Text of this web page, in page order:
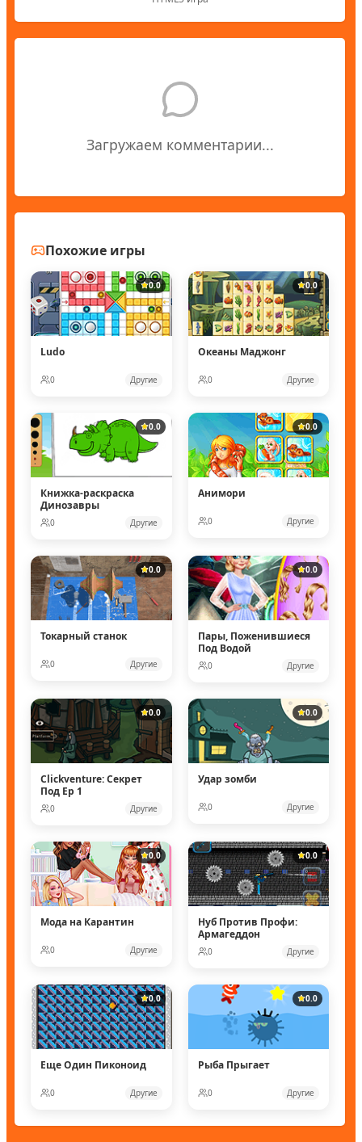
Загружаем комментарии...
Похожие игры
0.0
Ludo
0 Другие
0.0
Океаны Маджонг
0 Другие
0.0
Книжка-раскраска
Динозавры
0 Другие
0.0
Анимори
0 Другие
0.0
Токарный станок
0 Другие
0.0
Пары, Поженившиеся
Под Водой
0 Другие
0.0
Clickventure: Секрет
Под Ep 1
0 Другие
0.0
Удар зомби
0 Другие
0.0
Мода на Карантин
0 Другие
0.0
Нуб Против Профи:
Армагеддон
0 Другие
0.0
Еще Один Пиконоид
0 Другие
0.0
Рыба Прыгает
0 Другие